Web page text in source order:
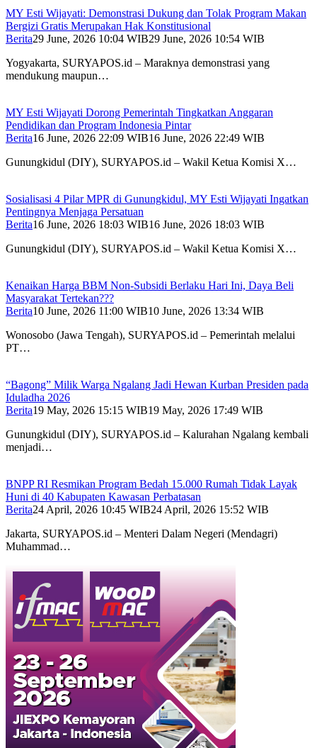
MY Esti Wijayati: Demonstrasi Dukung dan Tolak Program Makan
Bergizi Gratis Merupakan Hak Konstitusional
Berita29 June, 2026 10:04 WIB29 June, 2026 10:54 WIB
Yogyakarta, SURYAPOS.id – Maraknya demonstrasi yang
mendukung maupun…
MY Esti Wijayati Dorong Pemerintah Tingkatkan Anggaran
Pendidikan dan Program Indonesia Pintar
Berita16 June, 2026 22:09 WIB16 June, 2026 22:49 WIB
Gunungkidul (DIY), SURYAPOS.id – Wakil Ketua Komisi X…
Sosialisasi 4 Pilar MPR di Gunungkidul, MY Esti Wijayati Ingatkan
Pentingnya Menjaga Persatuan
Berita16 June, 2026 18:03 WIB16 June, 2026 18:03 WIB
Gunungkidul (DIY), SURYAPOS.id – Wakil Ketua Komisi X…
Kenaikan Harga BBM Non-Subsidi Berlaku Hari Ini, Daya Beli
Masyarakat Tertekan???
Berita10 June, 2026 11:00 WIB10 June, 2026 13:34 WIB
Wonosobo (Jawa Tengah), SURYAPOS.id – Pemerintah melalui
PT…
“Bagong” Milik Warga Ngalang Jadi Hewan Kurban Presiden pada
Iduladha 2026
Berita19 May, 2026 15:15 WIB19 May, 2026 17:49 WIB
Gunungkidul (DIY), SURYAPOS.id – Kalurahan Ngalang kembali
menjadi…
BNPP RI Resmikan Program Bedah 15.000 Rumah Tidak Layak
Huni di 40 Kabupaten Kawasan Perbatasan
Berita24 April, 2026 10:45 WIB24 April, 2026 15:52 WIB
Jakarta, SURYAPOS.id – Menteri Dalam Negeri (Mendagri)
Muhammad…